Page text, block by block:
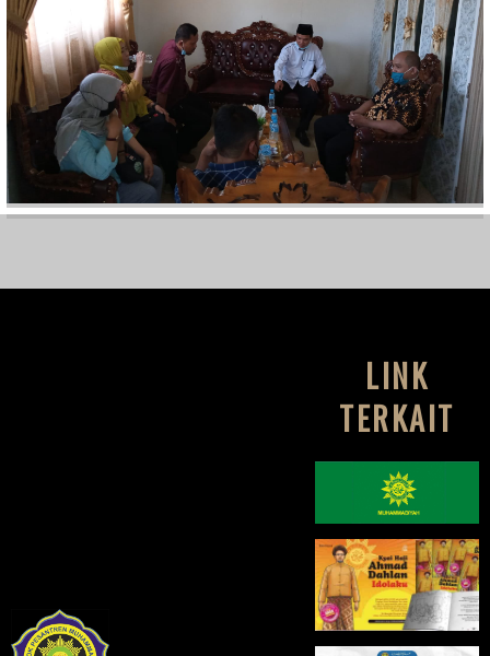
LINK
TERKAIT